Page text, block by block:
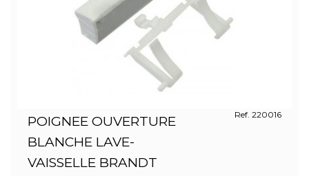
POIGNEE OUVERTURE
BLANCHE LAVE-
VAISSELLE BRANDT
Ref. 220016